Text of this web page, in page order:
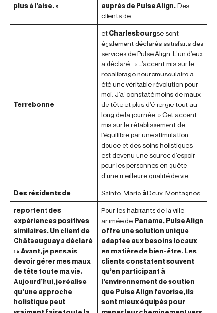
plus à l’aise. »
auprès de Pulse Align.Des
clients de
Terrebonne
et Charlesbourgse sont
également déclarés satisfaits des
services de Pulse Align. L’un d’eux
a déclaré : « L’accent mis sur le
recalibrage neuromusculaire a
été une véritable révolution pour
moi. J’ai constaté moins de maux
de tête et plus d’énergie tout au
long de la journée. » Cet accent
mis sur le rétablissement de
l’équilibre par une stimulation
douce et des soins holistiques
est devenu une source d’espoir
pour les personnes en quête
d’une meilleure qualité de vie.
Des résidents de Sainte-Marie àDeux-Montagnes
reportent des
expériences positives
similaires. Un client de
Châteauguay a déclaré
: « Avant, je pensais
devoir gérer mes maux
de tête toute ma vie.
Aujourd’hui, je réalise
qu’une approche
holistique peut
Pour les habitants de la ville
animée de Panama, Pulse Align
offre une solution unique
adaptée aux besoins locaux
en matière de bien-être. Les
clients constatent souvent
qu’en participant à
l’environnement de soutien
que Pulse Align favorise, ils
sont mieux équipés pour